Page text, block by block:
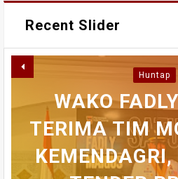
Recent Slider
PERBAIKAN
PANGILUN
SEJUMLAH
AICCON
KONGRES
BAHAS
BWSS V
RABU INI
AKAN
DI
KEJAKSAAN
Huntap
WAKO
TERIMA TIM